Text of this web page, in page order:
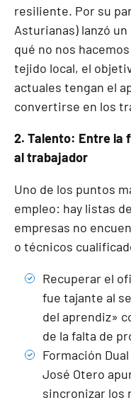
resiliente. Por su
Asturianas) lanzó
qué no nos
tejido local, el
actuales tengan el
convertirse en los
2. Talento: Entre la
al trabajador
Uno de los puntos
empleo: hay listas
empresas no
o técnicos
Recuperar el
fue tajante al
del aprendiz»
de la falta de
Formación
José Otero
sincronizar los